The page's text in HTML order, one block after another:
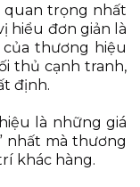
quan trọng nhất
hiểu đơn giản là
thương hiệu
thủ cạnh tranh,
định.
là những giá
nhất mà thương
khác hàng.